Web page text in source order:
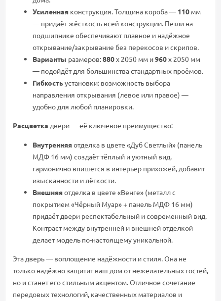
Усиленная конструкция.Толщина короба— 110 мм
— придаётжёсткость всей конструкции. Петли на
подшипнике обеспечиваютплавное и надёжное
открывание/закрывание без перекосов искрипов.
Варианты размеров:880х 2050 мм и960х 2050 мм
— подойдётдля большинствастандартных проёмов.
Гибкостьустановки: возможность выбора
направления открывания (левое или правое) —
удобно для любой планировки.
Расцветка двери—её ключевое преимущество:
Внутренняяотделка в цвете «ДубСветлый» (панель
МДФ 16 мм) создаёттёплый иуютный вид,
гармонично впишется в интерьер прихожей, добавит
изысканности и лёгкости.
Внешняяотделка в цвете «Венге» (металлс
покрытием«Чёрный Муар»+ панель МДФ 16 мм)
придаётдвери респектабельный исовременный вид.
Контрастмежду внутренней и внешнейотделкой
делаетмодель по-настоящемууникальной.
Эта дверь— воплощение надёжности истиля.Она не
только надёжно защититваш домотнежелательных гостей,
но истанетегостильнымакцентом.Отличное сочетание
передовыхтехнологий, качественных материалов и